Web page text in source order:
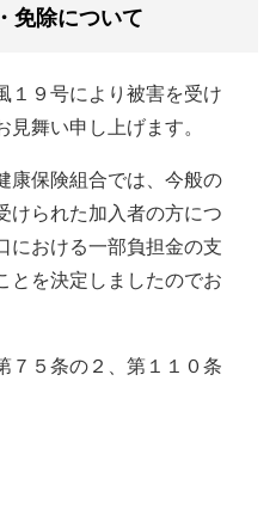
免除について
９号により被害を受け
舞い申し上げます。
保険組合では、今般の
けられた加入者の方につ
における一部負担金の支
とを決定しましたのでお
７５条の２、第１１０条